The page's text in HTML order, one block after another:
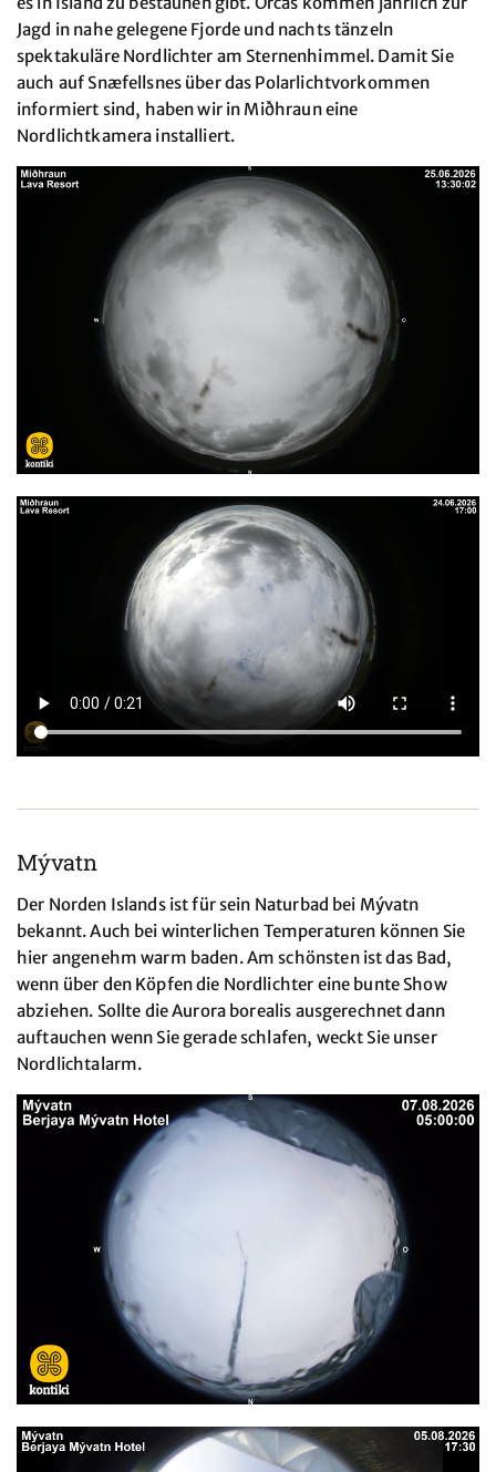
Jagd in nahe gelegene Fjorde und nachts tänzeln
spektakuläre Nordlichter am Sternenhimmel. Damit Sie
auch auf Snæfellsnes über das Polarlichtvorkommen
informiert sind, haben wir in Miðhraun eine
Nordlichtkamera installiert.
Mývatn
Der Norden Islands ist für sein Naturbad bei Mývatn
bekannt. Auch bei winterlichen Temperaturen können Sie
hier angenehm warm baden. Am schönsten ist das Bad,
wenn über den Köpfen die Nordlichter eine bunte Show
abziehen. Sollte die Aurora borealis ausgerechnet dann
auftauchen wenn Sie gerade schlafen, weckt Sie unser
Nordlichtalarm.